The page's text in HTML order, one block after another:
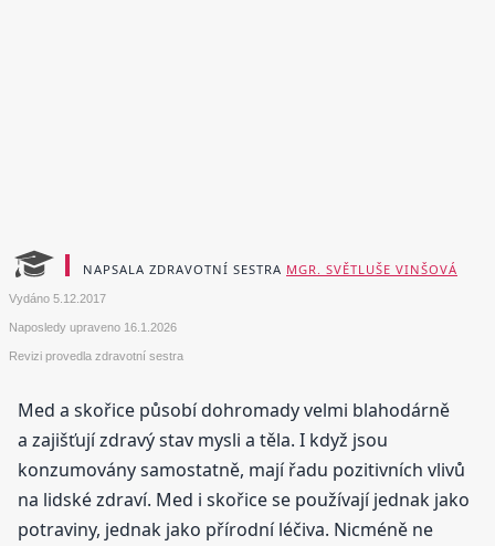
NAPSALA ZDRAVOTNÍ SESTRA MGR. SVĚTLUŠE VINŠOVÁ
Vydáno 5.12.2017
Naposledy upraveno 16.1.2026
Revizi provedla zdravotní sestra
Med a skořice působí dohromady velmi blahodárně
a zajišťují zdravý stav mysli a těla. I když jsou
konzumovány samostatně, mají řadu pozitivních vlivů
na lidské zdraví. Med i skořice se používají jednak jako
potraviny, jednak jako přírodní léčiva. Nicméně ne